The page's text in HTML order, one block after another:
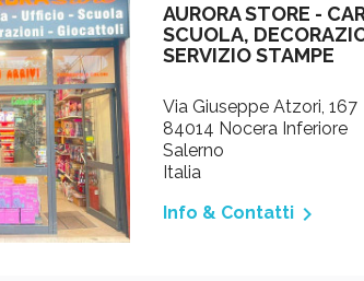
AURORA STORE -
SCUOLA,
SERVIZIO STAMPE
Via Giuseppe Atzori, 167
84014 Nocera Inferiore
Salerno
Italia
Info & Contatti 